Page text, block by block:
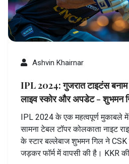
Ashvin Khairnar
IPL 2024: गुजरात टाइटंस बनाम
लाइव स्कोर और अपडेट - शुभमन
GT का KKR से मुकाबला
IPL 2024 के एक महत्वपूर्ण मुकाबले
सामना टेबल टॉपर कोलकाता नाइट
के स्टार बल्लेबाज शुभमन गिल ने
जड़कर फॉर्म में वापसी की है। KKR